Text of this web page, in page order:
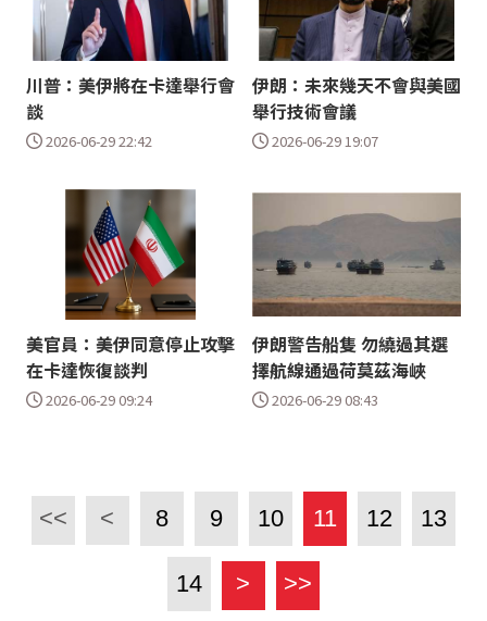
川普：美伊將在卡達舉行會
談
2026-06-29 22:42
伊朗：未來幾天不會與美國
舉行技術會議
2026-06-29 19:07
美官員：美伊同意停止攻擊
在卡達恢復談判
2026-06-29 09:24
伊朗警告船隻 勿繞過其選
擇航線通過荷莫茲海峽
2026-06-29 08:43
<< < 8 9 10 11 12 13
14 > >>